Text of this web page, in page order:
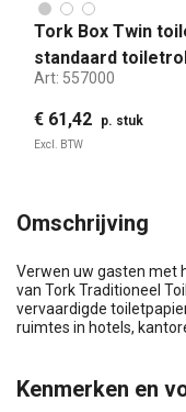
Tork Box Twin
standaard
Art: 557000
€ 61,42 p. stuk
Excl. BTW
Omschrijving
Verwen uw gasten met
van Tork Traditioneel
vervaardigde
ruimtes in hotels,
Kenmerken en